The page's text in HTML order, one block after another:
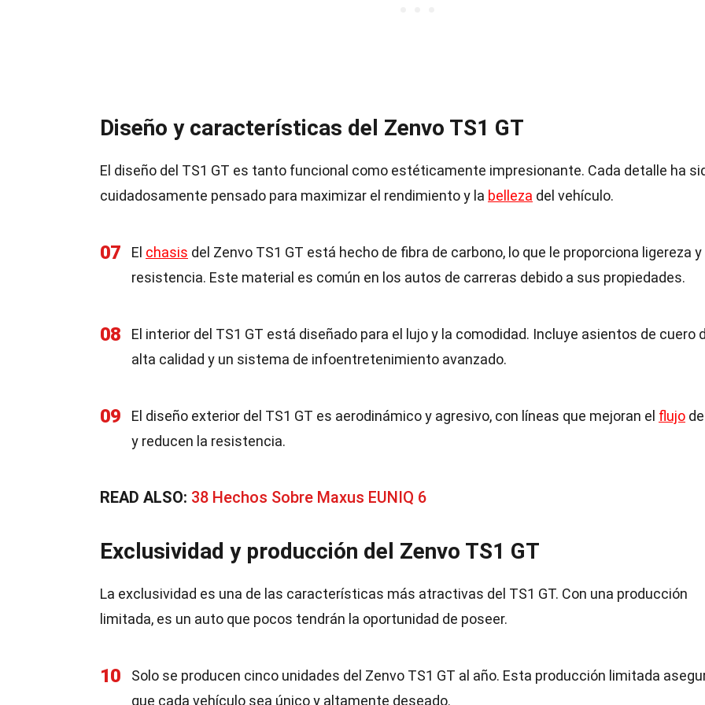
Diseño y características del Zenvo TS1 GT
El diseño del TS1 GT es tanto funcional como estéticamente impresionante. Cada detalle ha
cuidadosamente pensado para maximizar el rendimiento y la belleza del vehículo.
07 El chasis del Zenvo TS1 GT está hecho de fibra de carbono, lo que le proporciona ligereza y
resistencia. Este material es común en los autos de carreras debido a sus propiedades.
08
El interior del TS1 GT está diseñado para el lujo y la comodidad. Incluye asientos de cuero
alta calidad y un sistema de infoentretenimiento avanzado.
09 El diseño exterior del TS1 GT es aerodinámico y agresivo, con líneas que mejoran el flujo
y reducen la resistencia.
READ ALSO: 38 Hechos Sobre Maxus EUNIQ 6
Exclusividad y producción del Zenvo TS1 GT
La exclusividad es una de las características más atractivas del TS1 GT. Con una producción
limitada, es un auto que pocos tendrán la oportunidad de poseer.
10
Solo se producen cinco unidades del Zenvo TS1 GT al año. Esta producción limitada
que cada vehículo sea único y altamente deseado.